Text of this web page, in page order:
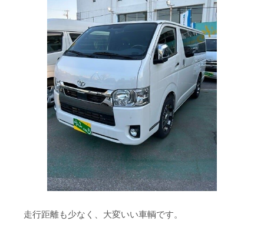
走行距離も少なく、大変いい車輌です。